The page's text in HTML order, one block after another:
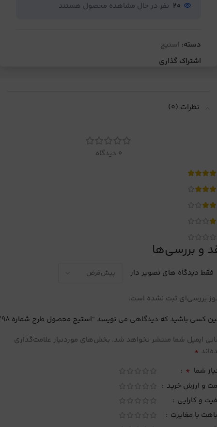
20 نفر در حال مشاهده محصول هستند
دسته: استیج
اشتراک گذاری
نظرات (0)
0 دیدگاه
و بررسی‌ها
فقط دیدگاه های تصویر دار
بررسی‌ای ثبت نشده است.
کسی باشید که دیدگاهی می نویسد “استیج محصول طرح شماره 98”
ایمیل شما منتشر نخواهد شد. بخش‌های موردنیاز علامت‌گذاری
*
شما *
و ارزش خرید
و کارایی
یا مغایرت